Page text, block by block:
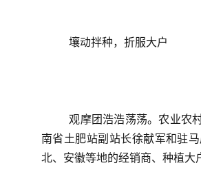
壤动拌种，折服大户
观摩团浩浩荡荡。农业农
南省土肥站副站长徐献军和驻
北、安徽等地的经销商、种植